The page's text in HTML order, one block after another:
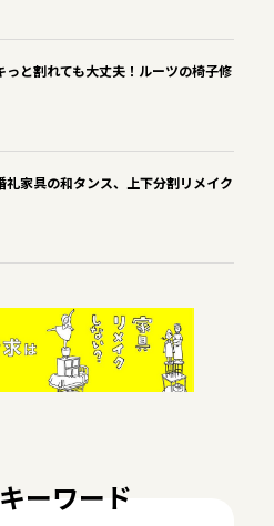
っと割れても大丈夫！ルーツの椅子修
礼家具の和タンス、上下分割リメイク
ーワード